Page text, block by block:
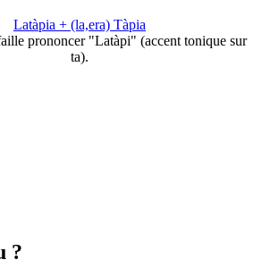
Latàpia + (la,era) Tàpia
prononcer "Latàpi" (accent tonique sur
ta).
?